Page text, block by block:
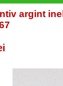
argint inel